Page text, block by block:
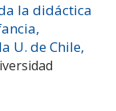
la didáctica
U. de Chile,